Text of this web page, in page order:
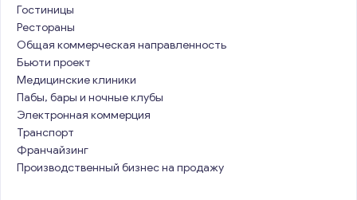
Гостиницы
Рестораны
Общая коммерческая направленность
Бьюти проект
Медицинские клиники
Пабы, бары и ночные клубы
Электронная коммерция
Транспорт
Франчайзинг
Производственный бизнес на продажу